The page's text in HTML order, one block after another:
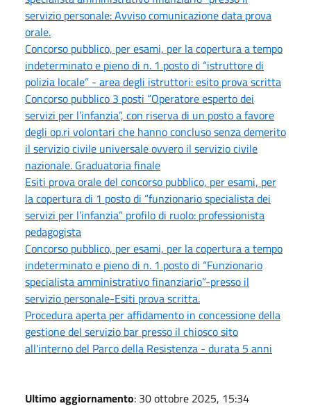
servizio personale: Avviso comunicazione data prova
orale.
Concorso pubblico, per esami, per la copertura a tempo
indeterminato e pieno di n. 1 posto di “istruttore di
polizia locale” - area degli istruttori: esito prova scritta
Concorso pubblico 3 posti “Operatore esperto dei
servizi per l’infanzia”, con riserva di un posto a favore
degli op.ri volontari che hanno concluso senza demerito
il servizio civile universale ovvero il servizio civile
nazionale. Graduatoria finale
Esiti prova orale del concorso pubblico, per esami, per
la copertura di 1 posto di “funzionario specialista dei
servizi per l’infanzia” profilo di ruolo: professionista
pedagogista
Concorso pubblico, per esami, per la copertura a tempo
indeterminato e pieno di n. 1 posto di “Funzionario
specialista amministrativo finanziario”-presso il
servizio personale-Esiti prova scritta.
Procedura aperta per affidamento in concessione della
gestione del servizio bar presso il chiosco sito
all'interno del Parco della Resistenza - durata 5 anni
Ultimo aggiornamento: 30 ottobre 2025, 15:34